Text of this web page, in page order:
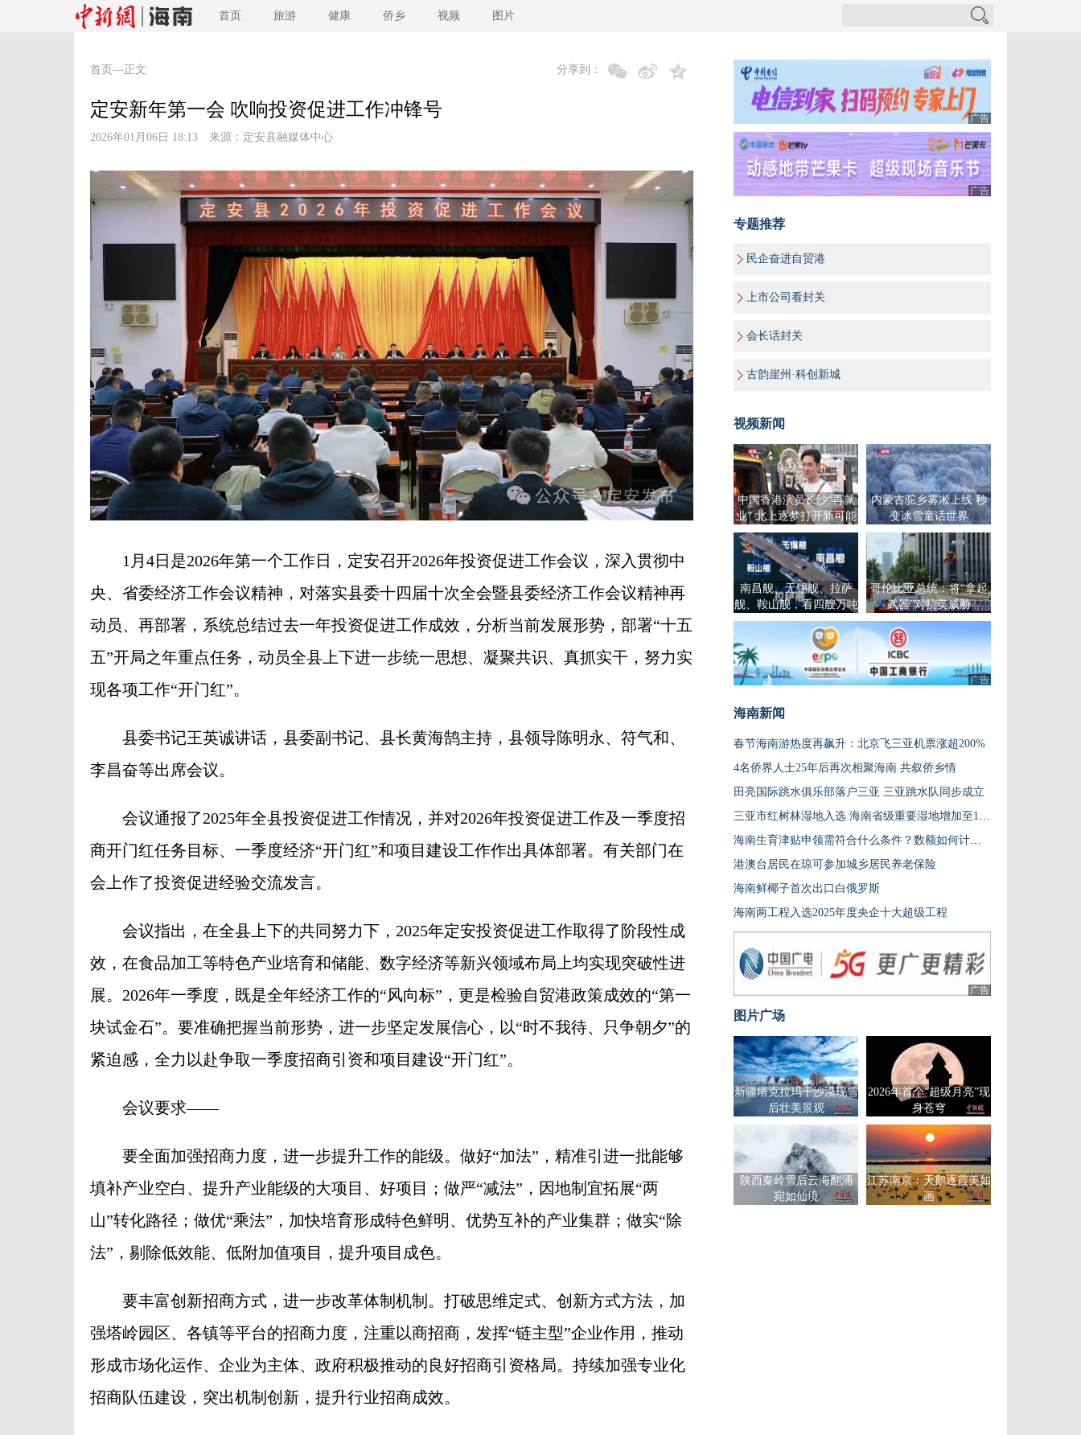
首页 旅游 健康 侨乡 视频 图片
首页 —正文 分享到：
定安新年第一会 吹响投资促进工作冲锋号
2026年01月06日 18:13 来源： 定安县融媒体中心
1月4日是2026年第一个工作日，定安召开2026年投资促进工作会议，深入贯彻中
央、省委经济工作会议精神，对落实县委十四届十次全会暨县委经济工作会议精神再
动员、再部署，系统总结过去一年投资促进工作成效，分析当前发展形势，部署“十五
五”开局之年重点任务，动员全县上下进一步统一思想、凝聚共识、真抓实干，努力实
现各项工作“开门红”。
县委书记王英诚讲话，县委副书记、县长黄海鹄主持，县领导陈明永、符气和、
李昌奋等出席会议。
会议通报了2025年全县投资促进工作情况，并对2026年投资促进工作及一季度招
商开门红任务目标、一季度经济“开门红”和项目建设工作作出具体部署。有关部门在
会上作了投资促进经验交流发言。
会议指出，在全县上下的共同努力下，2025年定安投资促进工作取得了阶段性成
效，在食品加工等特色产业培育和储能、数字经济等新兴领域布局上均实现突破性进
展。2026年一季度，既是全年经济工作的“风向标”，更是检验自贸港政策成效的“第一
块试金石”。要准确把握当前形势，进一步坚定发展信心，以“时不我待、只争朝夕”的
紧迫感，全力以赴争取一季度招商引资和项目建设“开门红”。
会议要求——
要全面加强招商力度，进一步提升工作的能级。做好“加法”，精准引进一批能够
填补产业空白、提升产业能级的大项目、好项目；做严“减法”，因地制宜拓展“两
山”转化路径；做优“乘法”，加快培育形成特色鲜明、优势互补的产业集群；做实“除
法”，剔除低效能、低附加值项目，提升项目成色。
要丰富创新招商方式，进一步改革体制机制。打破思维定式、创新方式方法，加
强塔岭园区、各镇等平台的招商力度，注重以商招商，发挥“链主型”企业作用，推动
形成市场化运作、企业为主体、政府积极推动的良好招商引资格局。持续加强专业化
招商队伍建设，突出机制创新，提升行业招商成效。
广告
广告
专题推荐
民企奋进自贸港
上市公司看封关
会长话封关
古韵崖州·科创新城
视频新闻
中国香港演员长沙“再就
业” 北上逐梦打开新可能
内蒙古驼乡雾凇上线 秒
变冰雪童话世界
南昌舰、无锡舰、拉萨
舰、鞍山舰，看四艘万吨
大驱震撼同框！
哥伦比亚总统：将“拿起
武器”对抗美威胁
广告
海南新闻
春节海南游热度再飙升：北京飞三亚机票涨超200%
4名侨界人士25年后再次相聚海南 共叙侨乡情
田亮国际跳水俱乐部落户三亚 三亚跳水队同步成立
三亚市红树林湿地入选 海南省级重要湿地增加至11处
海南生育津贴申领需符合什么条件？数额如何计算？
港澳台居民在琼可参加城乡居民养老保险
海南鲜椰子首次出口白俄罗斯
海南两工程入选2025年度央企十大超级工程
广告
图片广场
新疆塔克拉玛干沙漠现雪
后壮美景观
2026年首个“超级月亮”现
身苍穹
陕西秦岭雪后云海翻涌
宛如仙境
江苏南京：天鹅逐霞美如
画